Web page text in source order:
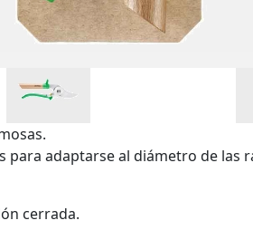
para adaptarse al diámetro de las
cerrada.